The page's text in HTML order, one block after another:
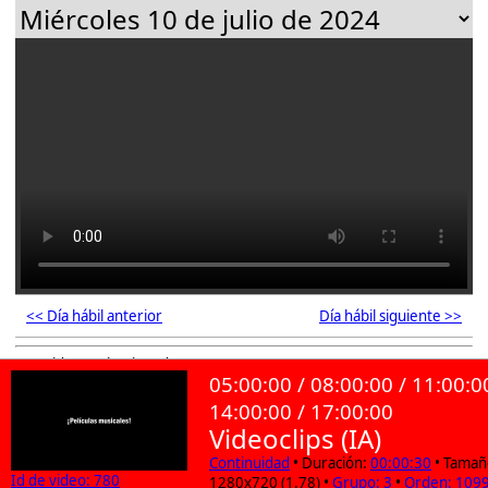
<< Día hábil anterior Día hábil siguiente >>
103 videos seleccionados
Id de video: 780
05:00:00 / 08:00:00 /
14:00:00 / 17:00:00
Videoclips (IA)
Continuidad • Duración: 00:00:30 •
1280x720 (1.78) • Grupo: 3 • Orden: